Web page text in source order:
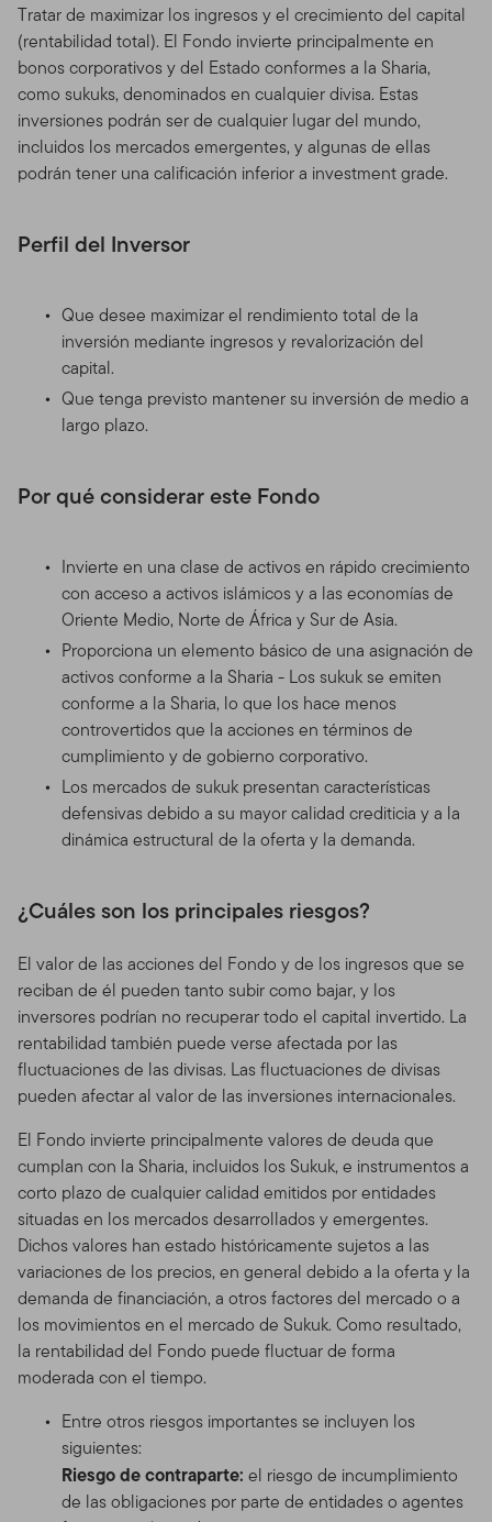
Tratar de maximizar los ingresos y el crecimiento del capital
(rentabilidad total). El Fondo invierte principalmente en
bonos corporativos y del Estado conformes a la Sharia,
como sukuks, denominados en cualquier divisa. Estas
inversiones podrán ser de cualquier lugar del mundo,
incluidos los mercados emergentes, y algunas de ellas
podrán tener una calificación inferior a investment grade.
Perfil del Inversor
Que desee maximizar el rendimiento total de la
inversión mediante ingresos y revalorización del
capital.
Que tenga previsto mantener su inversión de medio a
largo plazo.
Por qué considerar este Fondo
Invierte en una clase de activos en rápido crecimiento
con acceso a activos islámicos y a las economías de
Oriente Medio, Norte de África y Sur de Asia.
Proporciona un elemento básico de una asignación de
activos conforme a la Sharia - Los sukuk se emiten
conforme a la Sharia, lo que los hace menos
controvertidos que la acciones en términos de
cumplimiento y de gobierno corporativo.
Los mercados de sukuk presentan características
defensivas debido a su mayor calidad crediticia y a la
dinámica estructural de la oferta y la demanda.
¿Cuáles son los principales riesgos?
El valor de las acciones del Fondo y de los ingresos que se
reciban de él pueden tanto subir como bajar, y los
inversores podrían no recuperar todo el capital invertido. La
rentabilidad también puede verse afectada por las
fluctuaciones de las divisas. Las fluctuaciones de divisas
pueden afectar al valor de las inversiones internacionales.
El Fondo invierte principalmente valores de deuda que
cumplan con la Sharia, incluidos los Sukuk, e instrumentos a
corto plazo de cualquier calidad emitidos por entidades
situadas en los mercados desarrollados y emergentes.
Dichos valores han estado históricamente sujetos a las
variaciones de los precios, en general debido a la oferta y la
demanda de financiación, a otros factores del mercado o a
los movimientos en el mercado de Sukuk. Como resultado,
la rentabilidad del Fondo puede fluctuar de forma
moderada con el tiempo.
Entre otros riesgos importantes se incluyen los
siguientes:
Riesgo de contraparte: el riesgo de incumplimiento
de las obligaciones por parte de entidades o agentes